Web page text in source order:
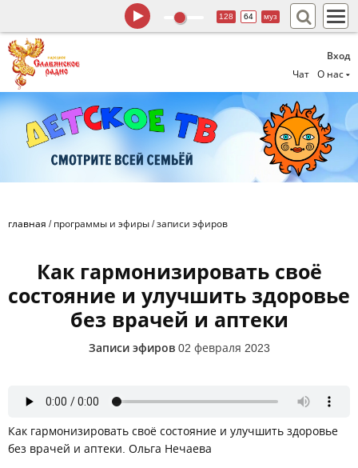
Вход
Чат
О нас
128 64 муз
главная / программы и эфиры /записи эфиров
Как гармонизировать своё
состояние и улучшить здоровье
без врачей и аптеки
Записи эфиров 02 февраля 2023
Как гармонизировать своё состояние и улучшить здоровье
без врачей и аптеки. Ольга Нечаева